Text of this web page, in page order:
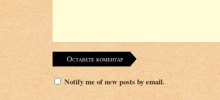
Notify me of new posts by email.